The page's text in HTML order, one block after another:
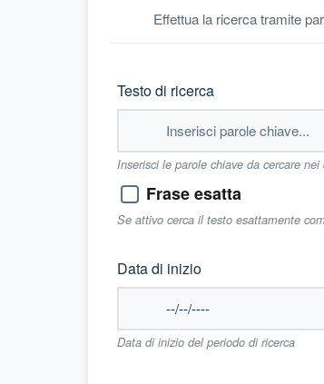
Effettua la ricerca tramite
Testo di ricerca
Inserisci le parole chiave da cercare
Frase esatta
Se attivo cerca il testo esattamente
Data di inizio
Data di inizio del periodo di ricerca